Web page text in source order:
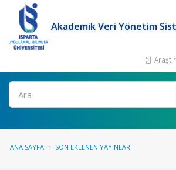
Akademik Veri Yönetim
Ara
ANA SAYFA SON EKLENEN YAYINLAR